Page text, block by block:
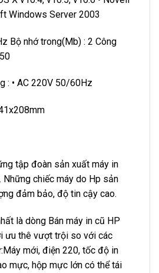
Windows Server 2003
Bộ nhớ trong(Mb) : 2 Công
: • AC 220V 50/60Hz
tập đoàn sản xuất máy in
Những chiếc máy do Hp sản
đảm bảo, độ tin cậy cao.
là dòng Bán máy in cũ HP
ưu thê vượt trội so với các
mới, điện 220, tốc độ in
mực, hộp mực lớn có thể tái